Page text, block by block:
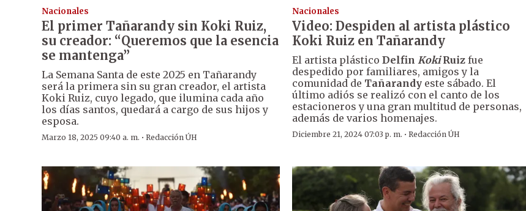
Nacionales
El primer Tañarandy sin Koki Ruiz,
su creador: “Queremos que la esencia
se mantenga”
La Semana Santa de este 2025 en Tañarandy
será la primera sin su gran creador, el artista
Koki Ruiz, cuyo legado, que ilumina cada año
los días santos, quedará a cargo de sus hijos y
esposa.
Marzo 18, 2025 09:40 a. m. · Redacción ÚH
Nacionales
Video: Despiden al artista plástico
Koki Ruiz en Tañarandy
El artista plásticoDelfin KokiRuiz fue
despedido por familiares, amigos y la
comunidad de Tañarandy este sábado. El
último adiós se realizó con el canto de los
estacioneros y una gran multitud de personas,
además de varios homenajes.
Diciembre 21, 2024 07:03 p. m. ·Redacción ÚH